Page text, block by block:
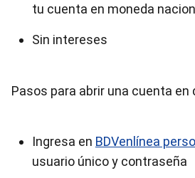
tu cuenta en moneda
Sin intereses
Pasos para abrir una cuenta en
Ingresa en BDVenlínea
usuario único y contraseña